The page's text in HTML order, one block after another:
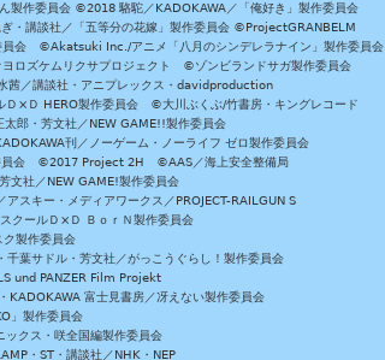
製作委員会 ©2018 駱駝／KADOKAWA／「俺好き」製作委員会
講談社／「五等分の花嫁」製作委員会 ©ProjectGRANBELM
会 ©Akatsuki Inc./アニメ「八月のシンデレラナイン」製作委員会
ズケムリクサプロジェクト ©ゾンビランドサガ製作委員会
／講談社・アニプレックス・davidproduction
×Ｄ HERO製作委員会 ©大川ぶくぶ/竹書房・キングレコード
・芳文社／NEW GAME!!製作委員会
刊／ノーゲーム・ノーライフ ゼロ製作委員会
員会 ©2017 Project 2H ©AAS／海上安全整備局
社／NEW GAME!製作委員会
スキー・メディアワークス／PROJECT-RAILGUN S
クールＤ×Ｄ ＢｏｒＮ製作委員会
製作委員会
サドル・芳文社／がっこうぐらし！製作委員会
und PANZER Film Projekt
富士見書房／冴えない製作委員会
」製作委員会
クス・咲全国編製作委員会
・ST・講談社／NHK・NEP